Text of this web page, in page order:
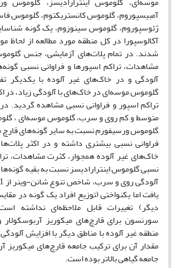
آمبیسپوروم، گلوموس کانستریکتوم، گلوموس
ژئوسپوروم، گلوموس سینوزوم، یک گونه
آکالوسپورا در کل منطقه مورد مطالعه از لحاظ
شدند. در تمام پلات‌های آزمایشی، جنس
مشاهدات، تراکم اسپورها و فراوانی نسبی
آلودگی و در خاک‌های غیر آلوده با یکدیگر
گلوموس موسه‌ای در خاک‌های با آلودگی زیاد، در
تراکم اسپور و فراوانی نسبی مشاهده گردید.
متوسط و کم روی و سرب، گلوموس موسه‌ای ،
گلوموس ورسیفورم نسبت به سایر گونه‌های قارچ
فراوانی نسبی بیشتری داشته و در اکثر
خاک‌های غیر آلوده همجوار، کثرت مشاهدات،
نسبی گلوموس اینترارادیسز نسبت به بقیه گونه‌ها
یافت اما یکنواختی (توزیع افراد یک گونه در
دیگر) تغییرات قابل ملاحظه‌ای
سورنسون برای قارچ‌های میکوریز
منطقه غیر آلوده با مناطق دیگر با افزایش
مقدار آن برای ترکیب جامعه قارچ‌های میکوریز
جامعه گیاهی بالاتر بوده است.